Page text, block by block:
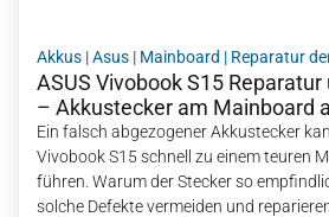
Akkus |Asus | Mainboard | Reparatur
ASUS Vivobook S15
– Akkustecker am Mainboard
Ein falsch abgezogener Akkustecker
Vivobook S15 schnell zu einem teuren
führen. Warum der Stecker so
solche Defekte vermeiden und